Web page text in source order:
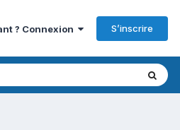
? Connexion S’inscrire